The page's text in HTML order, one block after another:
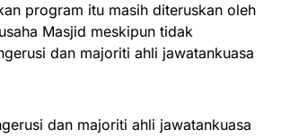
program itu masih diteruskan oleh
Masjid meskipun tidak
dan majoriti ahli jawatankuasa
dan majoriti ahli jawatankuasa